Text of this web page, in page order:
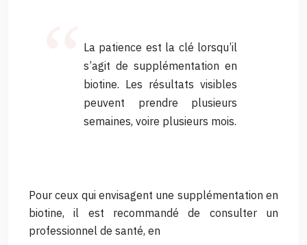
La patience est la clé lorsqu’il
s’agit de supplémentation en
biotine. Les résultats visibles
peuvent prendre plusieurs
semaines, voire plusieurs mois.
Pour ceux qui envisagent une supplémentation en
biotine, il est recommandé de consulter un
professionnel de santé, en